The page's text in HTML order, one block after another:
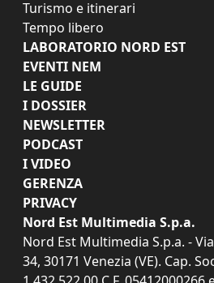
Turismo e itinerari
Tempo libero
LABORATORIO NORD EST
EVENTI NEM
LE GUIDE
I DOSSIER
NEWSLETTER
PODCAST
I VIDEO
GERENZA
PRIVACY
Nord Est Multimedia S.p.a.
Nord Est Multimedia S.p.a. -
34, 30171 Venezia (VE). Cap.